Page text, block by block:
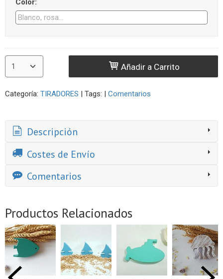
Color:
Añadir a Carrito
Categoría: TIRADORES | Tags: | Comentarios
Descripción
Costes de Envío
Comentarios
Productos Relacionados